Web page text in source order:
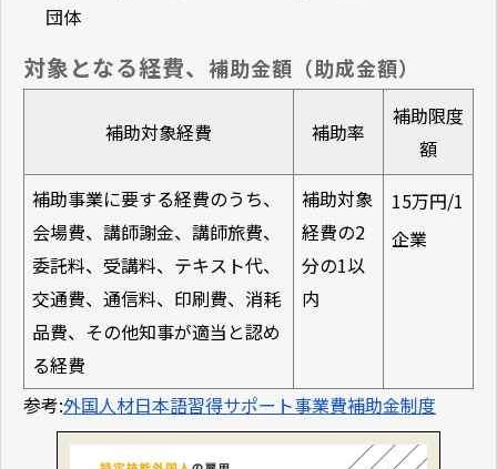
団体
対象となる経費、 補助金額（助成金額）
補助対象経費 補助率
補助限度
額
補助事業に要する経費のうち、
会場費、講師謝金、講師旅費、
委託料、受講料、テキスト代、
交通費、通信料、印刷費、消耗
品費、その他知事が適当と認め
る経費
補助対象
経費の2
分の1以
内
15万円/1
企業
参考:外国人材日本語習得サポート事業費補助金制度